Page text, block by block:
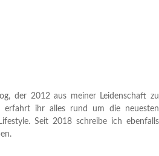
der 2012 aus meiner Leidenschaft zu
erfahrt ihr alles rund um die neuesten
Seit 2018 schreibe ich ebenfalls